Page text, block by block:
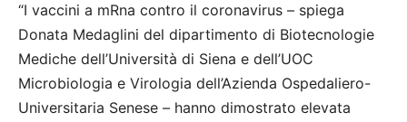
“I vaccini a mRna contro il coronavirus – spiega
Donata Medaglini del dipartimento di Biotecnologie
Mediche dell’Università di Siena e dell’UOC
Microbiologia e Virologia dell’Azienda Ospedaliero-
Universitaria Senese – hanno dimostrato elevata